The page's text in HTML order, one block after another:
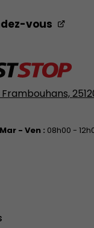
Frambouhans,
Mar - Ven : 08h00 -
vous